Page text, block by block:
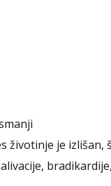
životinje je izlišan,